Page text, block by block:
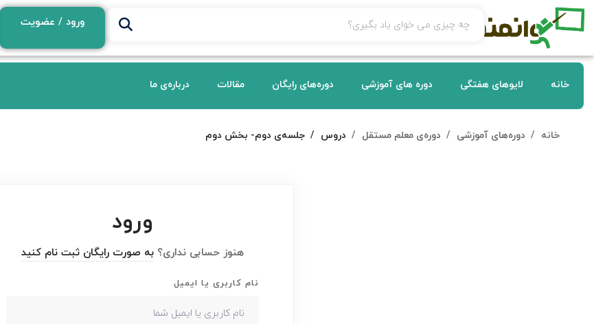
ورود / عضویت
خانه لایوهای هفتگی دوره های آموزشی دوره‌های رایگان مقالات درباره‌ی ما
خانه دوره‌های آموزشی دوره‌ی معلم مستقل دروس جلسه‌ی دوم- بخش دوم
ورود
هنوز حسابی نداری؟ به صورت رایگان ثبت نام کنید
نام کاربری یا ایمیل